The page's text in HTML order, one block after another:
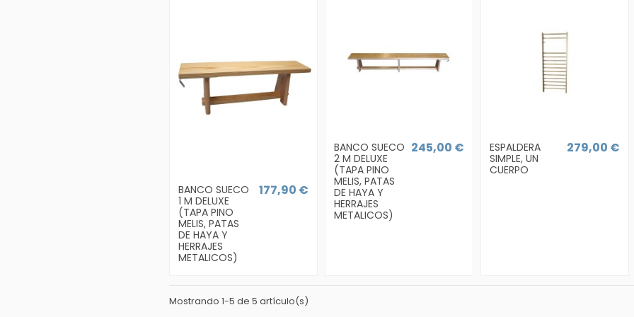
BANCO SUECO
1 M DELUXE
(TAPA PINO
MELIS, PATAS
DE HAYA Y
HERRAJES
METALICOS)
177,90 €
BANCO SUECO
2 M DELUXE
(TAPA PINO
MELIS, PATAS
DE HAYA Y
HERRAJES
METALICOS)
245,00 €
ESPALDERA
SIMPLE, UN
CUERPO
279,00 €
Mostrando 1-5 de 5 artículo(s)